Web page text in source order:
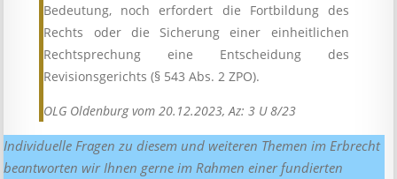
Bedeutung, noch erfordert die Fortbildung des
Rechts oder die Sicherung einer einheitlichen
Rechtsprechung eine Entscheidung des
Revisionsgerichts (§ 543 Abs. 2 ZPO).
OLG Oldenburg vom 20.12.2023, Az: 3 U 8/23
Individuelle Fragen zu diesem und weiteren Themen im Erbrecht
beantworten wir Ihnen gerne im Rahmen einer fundierten